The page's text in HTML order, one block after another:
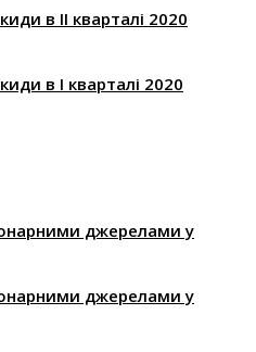
в ІІ кварталі 2020
в І кварталі 2020
джерелами у
джерелами у